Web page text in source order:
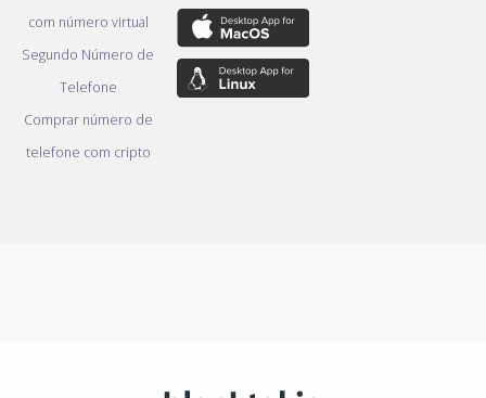
com número virtual
Segundo Número de
Telefone
Comprar número de
telefone com cripto